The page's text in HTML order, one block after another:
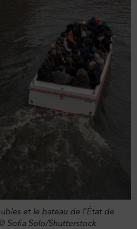
et le bateau de l’État de
Sofia Solo/Shutterstock